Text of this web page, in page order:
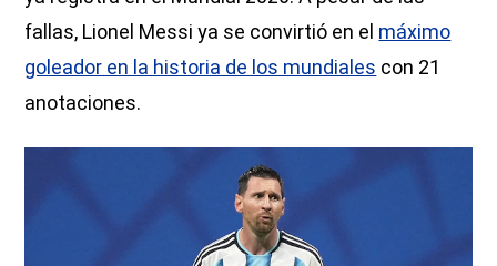
fallas, Lionel Messi ya se convirtió en el máximo
goleador en la historia de los mundiales con 21
anotaciones.